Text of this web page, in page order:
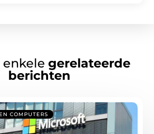
enkele gerelateerde
berichten
COMPUTERS